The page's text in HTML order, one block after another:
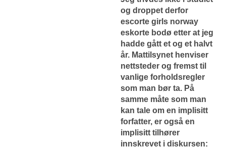
og droppet derfor
escorte girls norway
eskorte bodø etter at jeg
hadde gått et og et halvt
år. Mattilsynet henviser
nettsteder og fremst til
vanlige forholdsregler
som man bør ta. På
samme måte som man
kan tale om en implisitt
forfatter, er også en
implisitt tilhører
innskrevet i diskursen: